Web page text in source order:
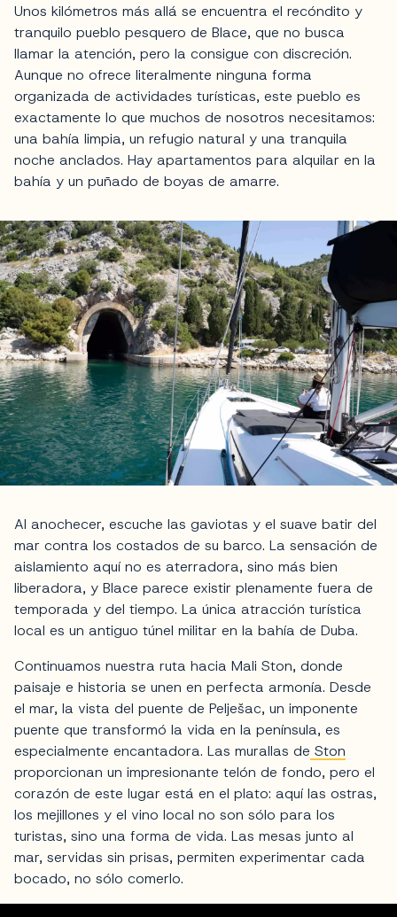
Unos kilómetros más allá se encuentra el recóndito y
tranquilo pueblo pesquero de Blace, que no busca
llamar la atención, pero la consigue con discreción.
Aunque no ofrece literalmente ninguna forma
organizada de actividades turísticas, este pueblo es
exactamente lo que muchos de nosotros necesitamos:
una bahía limpia, un refugio natural y una tranquila
noche anclados. Hay apartamentos para alquilar en la
bahía y un puñado de boyas de amarre.
Al anochecer, escuche las gaviotas y el suave batir del
mar contra los costados de su barco. La sensación de
aislamiento aquí no es aterradora, sino más bien
liberadora, y Blace parece existir plenamente fuera de
temporada y del tiempo. La única atracción turística
local es un antiguo túnel militar en la bahía de Duba.
Continuamos nuestra ruta hacia Mali Ston, donde
paisaje e historia se unen en perfecta armonía. Desde
el mar, la vista del puente de Pelješac, un imponente
puente que transformó la vida en la península, es
especialmente encantadora. Las murallas de Ston
proporcionan un impresionante telón de fondo, pero el
corazón de este lugar está en el plato: aquí las ostras,
los mejillones y el vino local no son sólo para los
turistas, sino una forma de vida. Las mesas junto al
mar, servidas sin prisas, permiten experimentar cada
bocado, no sólo comerlo.